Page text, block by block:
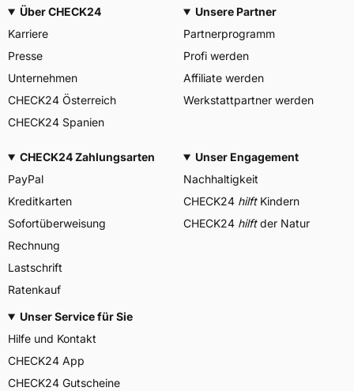
Über CHECK24
Karriere
Presse
Unternehmen
CHECK24 Österreich
CHECK24 Spanien
Unsere Partner
Partnerprogramm
Profi werden
Affiliate werden
Werkstattpartner werden
CHECK24 Zahlungsarten
PayPal
Kreditkarten
Sofortüberweisung
Rechnung
Lastschrift
Ratenkauf
Unser Engagement
Nachhaltigkeit
CHECK24 hilftKindern
CHECK24 hilftder Natur
Unser Service für Sie
Hilfe und Kontakt
CHECK24 App
CHECK24 Gutscheine